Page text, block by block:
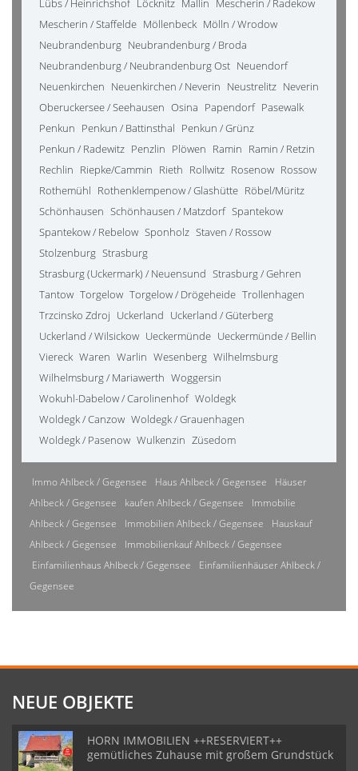
Lübs / Heinrichshof Löcknitz Mallin
Mescherin / Radekow
Mescherin / Staffelde Möllenbeck Mölln / Wrodow
Neubrandenburg Neubrandenburg / Broda
Neubrandenburg / Neubrandenburg Ost Neuendorf
Neuenkirchen Neuenkirchen / Neverin Neustrelitz Neverin
Oberuckersee / Seehausen Osina Papendorf Pasewalk
Penkun Penkun / Battinsthal Penkun / Grünz
Penkun / Radewitz Penzlin Plöwen Ramin Ramin / Retzin
Rechlin Riepke/Cammin Rieth Rollwitz Rosenow Rossow
Rothemühl Rothenklempenow / Glashütte Röbel/Müritz
Schönhausen Schönhausen / Matzdorf Spantekow
Spantekow / Rebelow Sponholz Staven / Rossow
Stolzenburg Strasburg
Strasburg (Uckermark) / Neuensund Strasburg / Gehren
Tantow Torgelow Torgelow / Drögeheide Trollenhagen
Trzcinsko Zdroj Uckerland Uckerland / Güterberg
Uckerland / Wilsickow Ueckermünde Ueckermünde / Bellin
Viereck Waren Warlin Wesenberg Wilhelmsburg
Wilhelmsburg / Mariawerth Woggersin
Wokuhl-Dabelow / Carolinenhof Woldegk
Woldegk / Canzow Woldegk / Grauenhagen
Woldegk / Pasenow Wulkenzin Züsedom
Immo Ahlbeck / Gegensee Haus Ahlbeck / Gegensee
Häuser
Ahlbeck / Gegensee
kaufen Ahlbeck / Gegensee
Immobilie
Ahlbeck / Gegensee
Immobilien Ahlbeck / Gegensee
Hauskauf
Ahlbeck / Gegensee
Immobilienkauf Ahlbeck / Gegensee
Einfamilienhaus Ahlbeck / Gegensee
Einfamilienhäuser Ahlbeck /
Gegensee
NEUE OBJEKTE
HORN IMMOBILIEN ++RESERVIERT++
gemütliches Zuhause mit großem Grundstück